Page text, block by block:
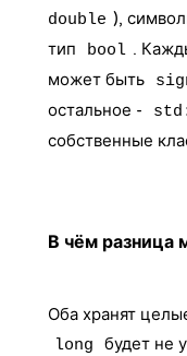
double ),
тип
bool .
может быть
остальное -
собственные
В чём разница
Оба хранят
long будет не